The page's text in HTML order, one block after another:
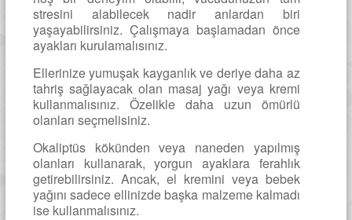
stresini alabilecek nadir anlardan biri
yaşayabilirsiniz. Çalışmaya başlamadan önce
ayakları kurulamalısınız.
Ellerinize yumuşak kayganlık ve deriye daha az
tahriş sağlayacak olan masaj yağı veya kremi
kullanmalısınız. Özelikle daha uzun ömürlü
olanları seçmelisiniz.
Okaliptüs kökünden veya naneden yapılmış
olanları kullanarak, yorgun ayaklara ferahlık
getirebilirsiniz. Ancak, el kremini veya bebek
yağını sadece ellinizde başka malzeme kalmadı
ise kullanmalısınız.